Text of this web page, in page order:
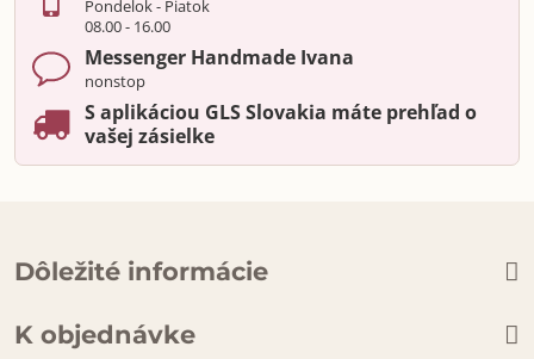
Pondelok - Piatok
08.00 - 16.00
Messenger Handmade Ivana
nonstop
S aplikáciou GLS Slovakia máte prehľad o
vašej zásielke
Dôležité informácie
K objednávke